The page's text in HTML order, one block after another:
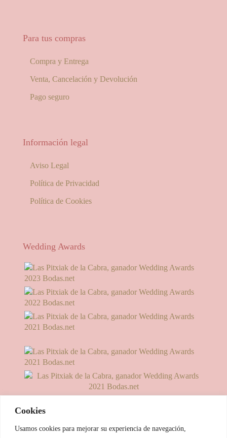
Cookies
Usamos cookies para mejorar su experiencia de navegación,
Para tus compras
Compra y Entrega
Venta, Cancelación y Devolución
Pago seguro
Información legal
Aviso Legal
Política de Privacidad
Política de Cookies
Wedding Awards